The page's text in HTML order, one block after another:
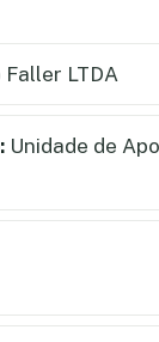
LTDA
Unidade de